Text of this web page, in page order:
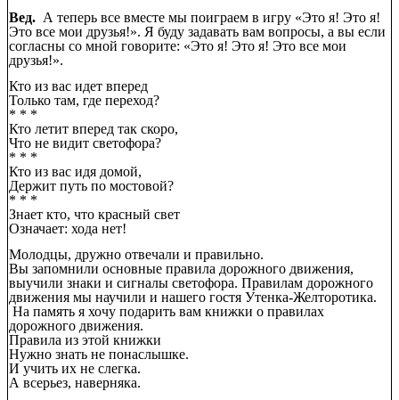
Вед. А теперь все вместе мы поиграем в игру «Это я! Это я!
Это все мои друзья!». Я буду задавать вам вопросы, а вы если
согласны со мной говорите: «Это я! Это я! Это все мои
друзья!».
Кто из вас идет вперед
Только там, где переход?
* * *
Кто летит вперед так скоро,
Что не видит светофора?
* * *
Кто из вас идя домой,
Держит путь по мостовой?
* * *
Знает кто, что красный свет
Означает: хода нет!
Молодцы, дружно отвечали и правильно.
Вы запомнили основные правила дорожного движения,
выучили знаки и сигналы светофора. Правилам дорожного
движения мы научили и нашего гостя Утенка-Желторотика.
На память я хочу подарить вам книжки о правилах
дорожного движения.
Правила из этой книжки
Нужно знать не понаслышке.
И учить их не слегка.
А всерьез, наверняка.